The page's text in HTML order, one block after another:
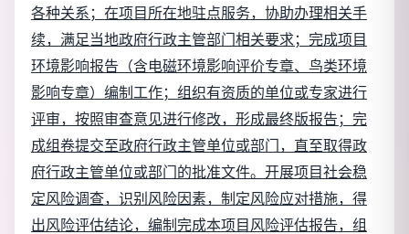
各种关系；在项目所在地驻点服务，协助办理相关手
续，满足当地政府行政主管部门相关要求；完成项目
环境影响报告（含电磁环境影响评价专章、鸟类环境
影响专章）编制工作；组织有资质的单位或专家进行
评审，按照审查意见进行修改，形成最终版报告；完
成组卷提交至政府行政主管单位或部门，直至取得政
府行政主管单位或部门的批准文件。开展项目社会稳
定风险调查，识别风险因素，制定风险应对措施，得
出风险评估结论，编制完成本项目风险评估报告，组